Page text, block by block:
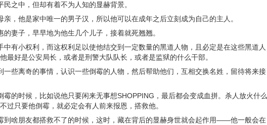
民之中，但却有着不为人知的显赫背景。
亲，他是家中唯一的男子汉，所以他可以在成年之后立刻成为自己的主人。
妻子，早早地为他生几个儿子，接着就死翘翘。
中有小权利，而这权利足以使他结交到一定数量的黑道人物，且必定是在这些黑道人
最好是公安局长，或者是刑警大队队长，或者是监狱的什么干部。
一些离奇的事情，认识一些倒霉的人物，然后帮助他们，互相交换名姓，留待将来接
霉的时候，比如说他只要闲来无事想SHOPPING，最后都会变成血拼。杀人放火什么
过只要他倒霉，就必定会有人前来报恩，搭救他。
到啥朋友都搭救不了的时候，这时，藏在背后的显赫身世就会起作用——他一般会在